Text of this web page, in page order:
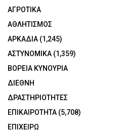
ΑΓΡΟΤΙΚΑ
ΑΘΛΗΤΙΣΜΟΣ
ΑΡΚΑΔΙΑ (1,245)
ΑΣΤΥΝΟΜΙΚΑ (1,359)
ΒΟΡΕΙΑ ΚΥΝΟΥΡΙΑ
ΔΙΕΘΝΗ
ΔΡΑΣΤΗΡΙΟΤΗΤΕΣ
ΕΠΙΚΑΙΡΟΤΗΤΑ (5,708)
ΕΠΙΧΕΙΡΩ